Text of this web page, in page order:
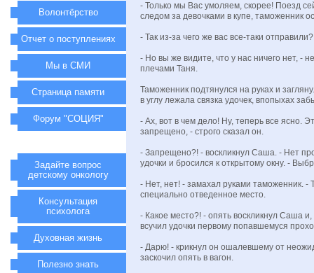
- Только мы Вас умоляем, скорее! Поезд
следом за девочками в купе, таможенник
- Так из-за чего же вас все-таки
- Но вы же видите, что у нас ничего нет, -
плечами Таня.
Таможенник подтянулся на руках и
в углу лежала связка удочек, впопыхах
- Ах, вот в чем дело! Ну, теперь все ясно.
запрещено, - строго сказал он.
- Запрещено?! - воскликнул Саша. - Нет
удочки и бросился к открытому окну. -
- Нет, нет! - замахал руками таможенник. -
специально отведенное место.
- Какое место?! - опять воскликнул Саша
всучил удочки первому попавшемуся
- Дарю! - крикнул он ошалевшему от
заскочил опять в вагон.
Волонтёрство
Отчет о поступлениях
Мы в СМИ
Страница памяти
Форум "СОЦИЯ"
Задайте вопрос
детскому онкологу
Консультация
психолога
Духовная жизнь
Полезно знать